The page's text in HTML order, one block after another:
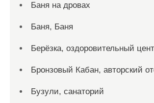
Баня на дровах
Баня, Баня
Берёзка, оздоровительный
Бронзовый Кабан, авторский
Бузули, санаторий